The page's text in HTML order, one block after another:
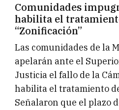
Comunidades
habilita el
“Zonificación”
Las comunidades de la
apelarán ante el
Justicia el fallo de la
habilita el tratamiento
Señalaron que el plazo